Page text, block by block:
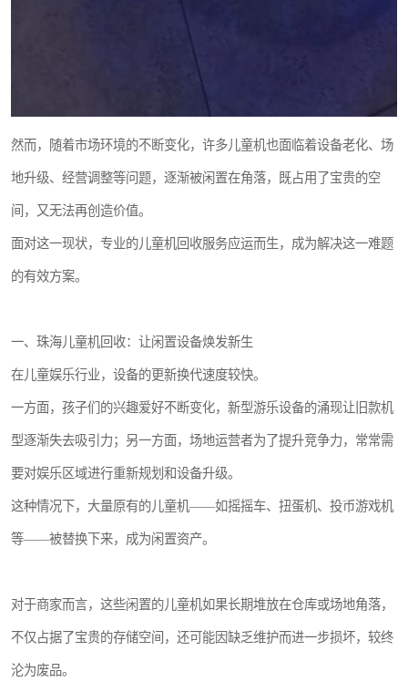
然而，随着市场环境的不断变化，许多儿童机也面临着设备老化、场
地升级、经营调整等问题，逐渐被闲置在角落，既占用了宝贵的空
间，又无法再创造价值。
面对这一现状，专业的儿童机回收服务应运而生，成为解决这一难题
的有效方案。
一、珠海儿童机回收：让闲置设备焕发新生
在儿童娱乐行业，设备的更新换代速度较快。
一方面，孩子们的兴趣爱好不断变化，新型游乐设备的涌现让旧款机
型逐渐失去吸引力；另一方面，场地运营者为了提升竞争力，常常需
要对娱乐区域进行重新规划和设备升级。
这种情况下，大量原有的儿童机——如摇摇车、扭蛋机、投币游戏机
等——被替换下来，成为闲置资产。
对于商家而言，这些闲置的儿童机如果长期堆放在仓库或场地角落，
不仅占据了宝贵的存储空间，还可能因缺乏维护而进一步损坏，较终
沦为废品。